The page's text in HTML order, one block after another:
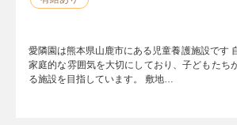
愛隣園は熊本県山鹿市にある児童養護施設です
家庭的な雰囲気を大切にしており、子どもたち
る施設を目指しています。 敷地…